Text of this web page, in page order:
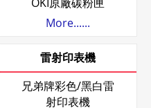
More......
雷射印表機
兄弟牌彩色/黑白雷
射印表機